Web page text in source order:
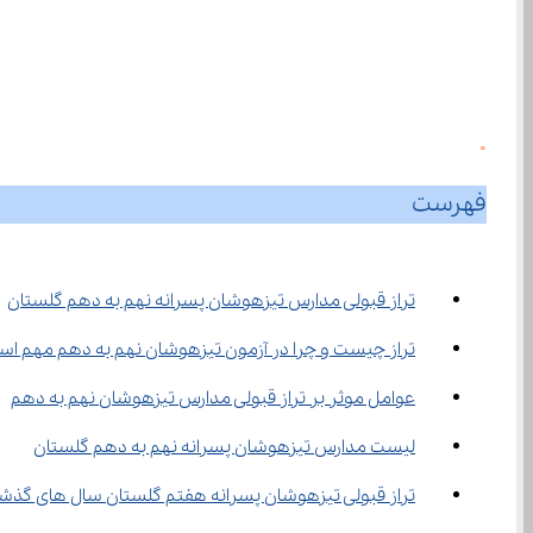
0
فهرست
تراز قبولی مدارس تیزهوشان پسرانه نهم به دهم گلستان
تراز چیست و چرا در آزمون تیزهوشان نهم به دهم مهم
عوامل موثر بر تراز قبولی مدارس تیزهوشان نهم به دهم
لیست مدارس تیزهوشان پسرانه نهم به دهم گلستان
تراز قبولی تیزهوشان پسرانه هفتم گلستان سال های